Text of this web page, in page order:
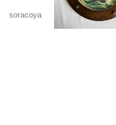
soracoya